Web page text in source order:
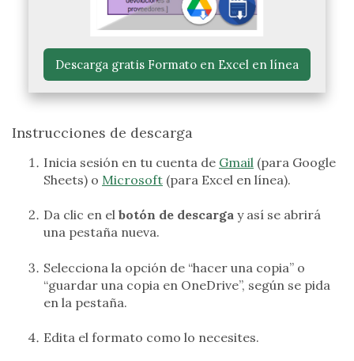
Descarga gratis Formato en Excel en línea
Instrucciones de descarga
Inicia sesión en tu cuenta de Gmail (para Google
Sheets) o Microsoft (para Excel en línea).
Da clic en el botón de descarga y así se abrirá
una pestaña nueva.
Selecciona la opción de “hacer una copia” o
“guardar una copia en OneDrive”, según se pida
en la pestaña.
Edita el formato como lo necesites.